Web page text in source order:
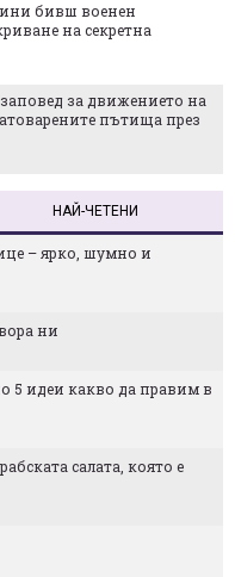
бивш военен
на секретна
за движението на
пътища през
НАЙ-ЧЕТЕНИ
– ярко, шумно и
ни
5 идеи какво да правим в
салата, която е